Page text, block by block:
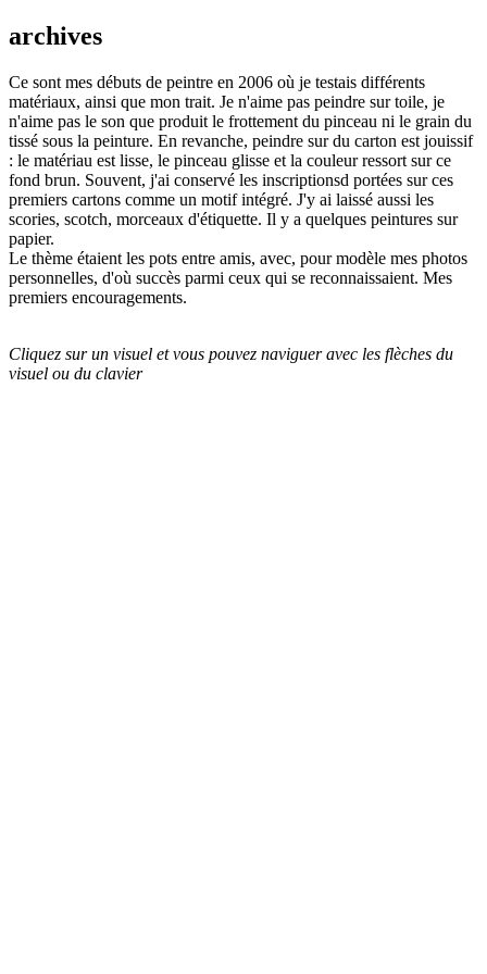
archives
Ce sont mes débuts de peintre en 2006 où je testais différents
matériaux, ainsi que mon trait. Je n'aime pas peindre sur toile, je
n'aime pas le son que produit le frottement du pinceau ni le grain du
tissé sous la peinture. En revanche, peindre sur du carton est jouissif
: le matériau est lisse, le pinceau glisse et la couleur ressort sur ce
fond brun. Souvent, j'ai conservé les inscriptionsd portées sur ces
premiers cartons comme un motif intégré. J'y ai laissé aussi les
scories, scotch, morceaux d'étiquette. Il y a quelques peintures sur
papier.
Le thème étaient les pots entre amis, avec, pour modèle mes photos
personnelles, d'où succès parmi ceux qui se reconnaissaient. Mes
premiers encouragements.
Cliquez sur un visuel et vous pouvez naviguer avec les flèches du
visuel ou du clavier